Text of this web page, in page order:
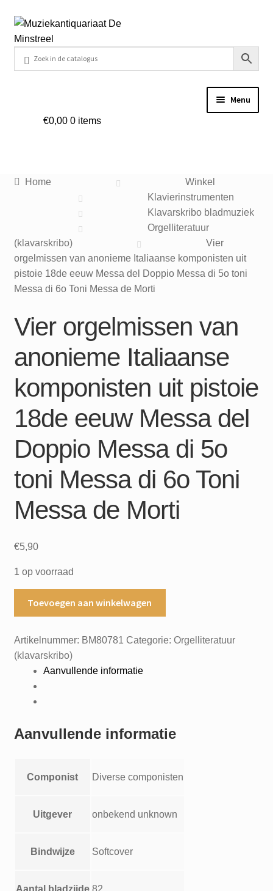
Ga
door
navigatie
Ga
naar
inhoud
Menu
Veel gestelde vragen
Mijn account
€0,00 0 items
Home
Winkel
Klavierinstrumenten
Klavarskribo bladmuziek
Orgelliteratuur
(klavarskribo)
Vier
orgelmissen van anonieme Italiaanse komponisten uit
pistoie 18de eeuw Messa del Doppio Messa di 5o toni
Messa di 6o Toni Messa de Morti
Vier orgelmissen van
anonieme Italiaanse
komponisten uit pistoie
18de eeuw Messa del
Doppio Messa di 5o
toni Messa di 6o Toni
Messa de Morti
€5,90
1 op voorraad
orgelmissen
anonieme
Italiaanse
komponisten
pistoie
eeuw
Doppio
Messa
6o
Toevoegen aan winkelwagen
Artikelnummer: BM80781 Categorie: Orgelliteratuur
(klavarskribo)
Aanvullende informatie
Aanvullende informatie
Componist Diverse componisten
Uitgever onbekend unknown
Bindwijze Softcover